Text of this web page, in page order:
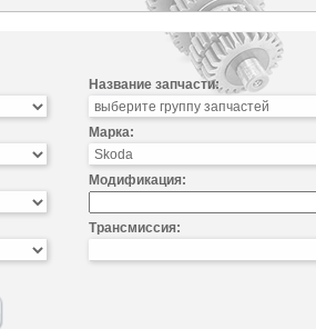
Название запчасти:
Марка:
Модификация:
Трансмиссия: